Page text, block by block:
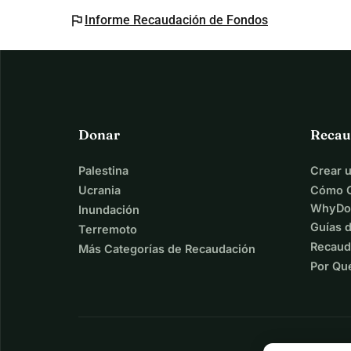
flag Informe Recaudación de Fondos
Donar
Palestina
Ucrania
Inundación
Terremoto
Más Categorías de Recaudación
Crear
Cómo
Guías
Por